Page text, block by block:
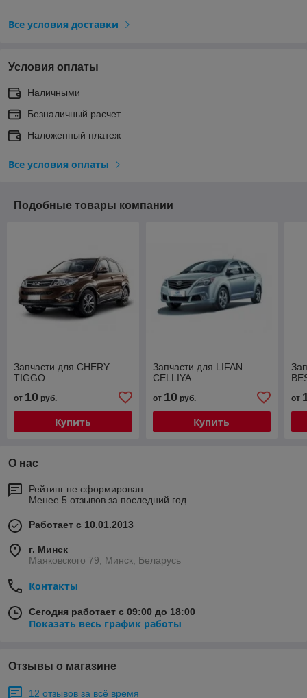
Все условия доставки
Условия оплаты
Наличными
Безналичный расчет
Наложенный платеж
Все условия оплаты
Подобные товары компании
Запчасти для CHERY
TIGGO
от 10 руб.
Купить
Запчасти для LIFAN
CELLIYA
от 10руб.
Купить
от
О нас
Рейтинг не сформирован
Менее 5 отзывов за последний год
Работает с 10.01.2013
г. Минск
Маяковского 79, Минск, Беларусь
Контакты
Сегодня работает с 09:00 до 18:00
Показать весь график работы
Отзывы о магазине
12 отзывов за всё время